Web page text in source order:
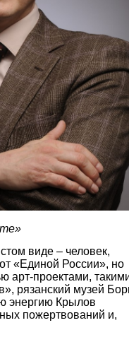
виде – человек,
«Единой России», но
арт-проектами,
рязанский музей
энергию Крылов
пожертвований и,